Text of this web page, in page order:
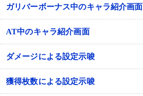
ガリバーボーナス中のキャラ紹介画面
AT中のキャラ紹介画面
ダメージによる設定示唆
獲得枚数による設定示唆